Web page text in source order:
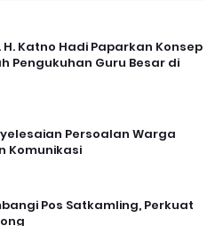
H. Katno Hadi Paparkan Konsep
Pengukuhan Guru Besar di
Persoalan Warga
Komunikasi
Pos Satkamling, Perkuat